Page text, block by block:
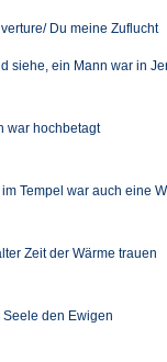
Du meine Zuflucht
siehe, ein Mann war in
war hochbetagt
Tempel war auch eine
Zeit der Wärme trauen
den Ewigen